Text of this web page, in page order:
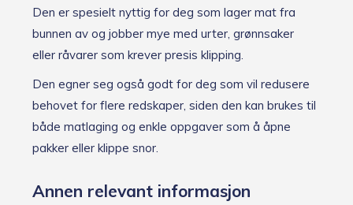
Den er spesielt nyttig for deg som lager mat fra
bunnen av og jobber mye med urter, grønnsaker
eller råvarer som krever presis klipping.
Den egner seg også godt for deg som vil redusere
behovet for flere redskaper, siden den kan brukes til
både matlaging og enkle oppgaver som å åpne
pakker eller klippe snor.
Annen relevant informasjon